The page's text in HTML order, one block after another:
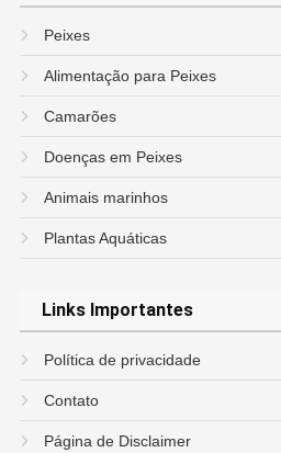
Peixes
Alimentação para Peixes
Camarões
Doenças em Peixes
Animais marinhos
Plantas Aquáticas
Links Importantes
Política de privacidade
Contato
Página de Disclaimer